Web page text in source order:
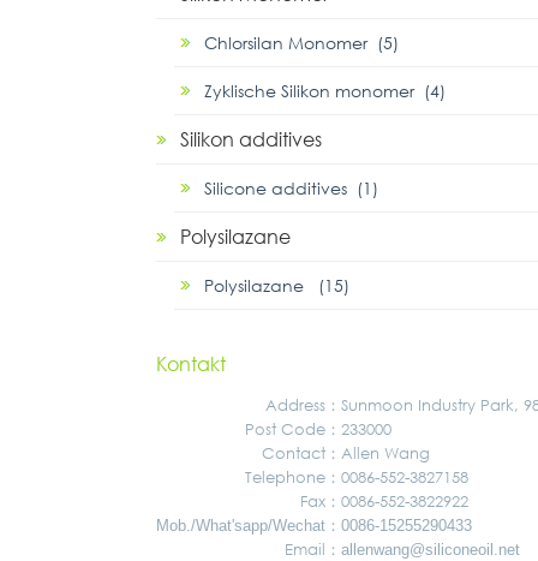
Chlorsilan Monomer (5)
Zyklische Silikon monomer (4)
Silikon additives
Silicone additives (1)
Polysilazane
Polysilazane (15)
Kontakt
Address ： Sunmoon Industry Park,
Post Code： 233000
Contact： Allen Wang
Telephone： 0086-552-3827158
Fax： 0086-552-3822922
Mob./What'sapp/Wechat ： 0086-15255290433
Email： allenwang@siliconeoil.net